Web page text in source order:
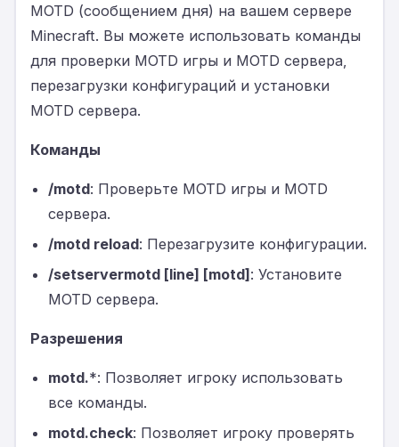
MOTD (сообщением дня) на вашем сервере
Minecraft. Вы можете использовать команды
для проверки MOTD игры и MOTD сервера,
перезагрузки конфигураций и установки
MOTD сервера.
Команды
/motd: Проверьте MOTD игры и MOTD
сервера.
/motd reload: Перезагрузите конфигурации.
/setservermotd [line] [motd]: Установите
MOTD сервера.
Разрешения
motd.*: Позволяет игроку использовать
все команды.
motd.check: Позволяет игроку проверять